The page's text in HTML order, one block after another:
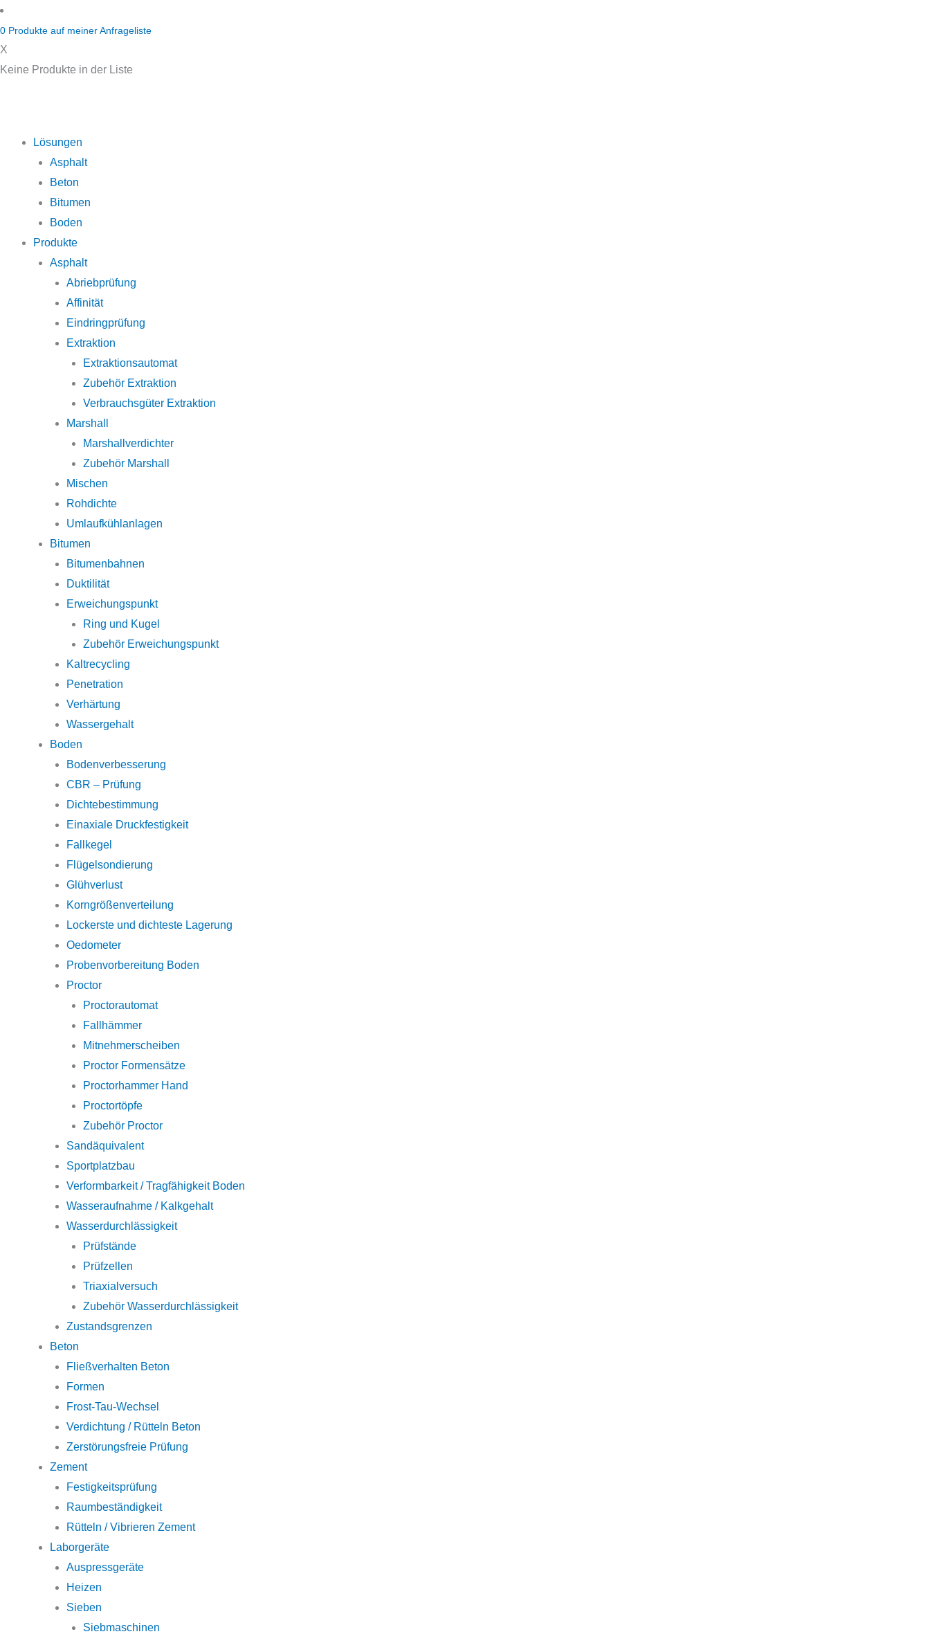
Zum
Inhalt
springen
0 Produkte auf meiner Anfrageliste
X
Keine Produkte in der Liste
Lösungen
Asphalt
Beton
Bitumen
Boden
Produkte
Asphalt
Abriebprüfung
Affinität
Eindringprüfung
Extraktion
Extraktionsautomat
Zubehör Extraktion
Verbrauchsgüter Extraktion
Marshall
Marshallverdichter
Zubehör Marshall
Mischen
Rohdichte
Umlaufkühlanlagen
Bitumen
Bitumenbahnen
Duktilität
Erweichungspunkt
Ring und Kugel
Zubehör Erweichungspunkt
Kaltrecycling
Penetration
Verhärtung
Wassergehalt
Boden
Bodenverbesserung
CBR – Prüfung
Dichtebestimmung
Einaxiale Druckfestigkeit
Fallkegel
Flügelsondierung
Glühverlust
Korngrößenverteilung
Lockerste und dichteste Lagerung
Oedometer
Probenvorbereitung Boden
Proctor
Proctorautomat
Fallhämmer
Mitnehmerscheiben
Proctor Formensätze
Proctorhammer Hand
Proctortöpfe
Zubehör Proctor
Sandäquivalent
Sportplatzbau
Verformbarkeit / Tragfähigkeit Boden
Wasseraufnahme / Kalkgehalt
Wasserdurchlässigkeit
Prüfstände
Prüfzellen
Triaxialversuch
Zubehör Wasserdurchlässigkeit
Zustandsgrenzen
Beton
Fließverhalten Beton
Formen
Frost-Tau-Wechsel
Verdichtung / Rütteln Beton
Zerstörungsfreie Prüfung
Zement
Festigkeitsprüfung
Raumbeständigkeit
Rütteln / Vibrieren Zement
Laborgeräte
Auspressgeräte
Heizen
Sieben
Siebmaschinen